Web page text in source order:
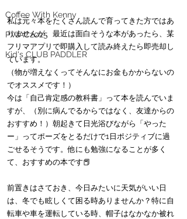
Coffee With Kenny
PWAC2025
Kid's CLUB PADDLER
私は元々本をたくさん読んで育ってきた方ではあ
りませんが、最近は面白そうな本があったら、某
フリマアプリで即購入して読み終えたら即売却し
ています。
（物が増えなくってそんなにお金もかからないの
でオススメです！）
今は「自己肯定感の教科書」って本を読んでいま
すが、（別に病んでるからではなく、友達からの
おすすめ！）朝起きて日光浴びながら「やった
ー」ってポーズをとるだけで1日ポジティブに過
ごせるそうです。他にも勉強になることが多く
て、おすすめの本です📕
前置きはさておき、今日みたいに天気がいい日
は、冬でも眩しくて困る時ありませんか？特に自
転車や車を運転している時、帽子はなかなか被れ